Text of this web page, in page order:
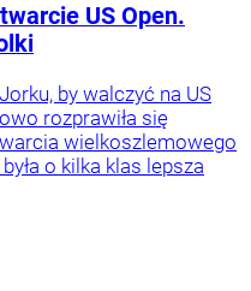
US Open.
by walczyć na US
rozprawiła się
wielkoszlemowego
o kilka klas lepsza